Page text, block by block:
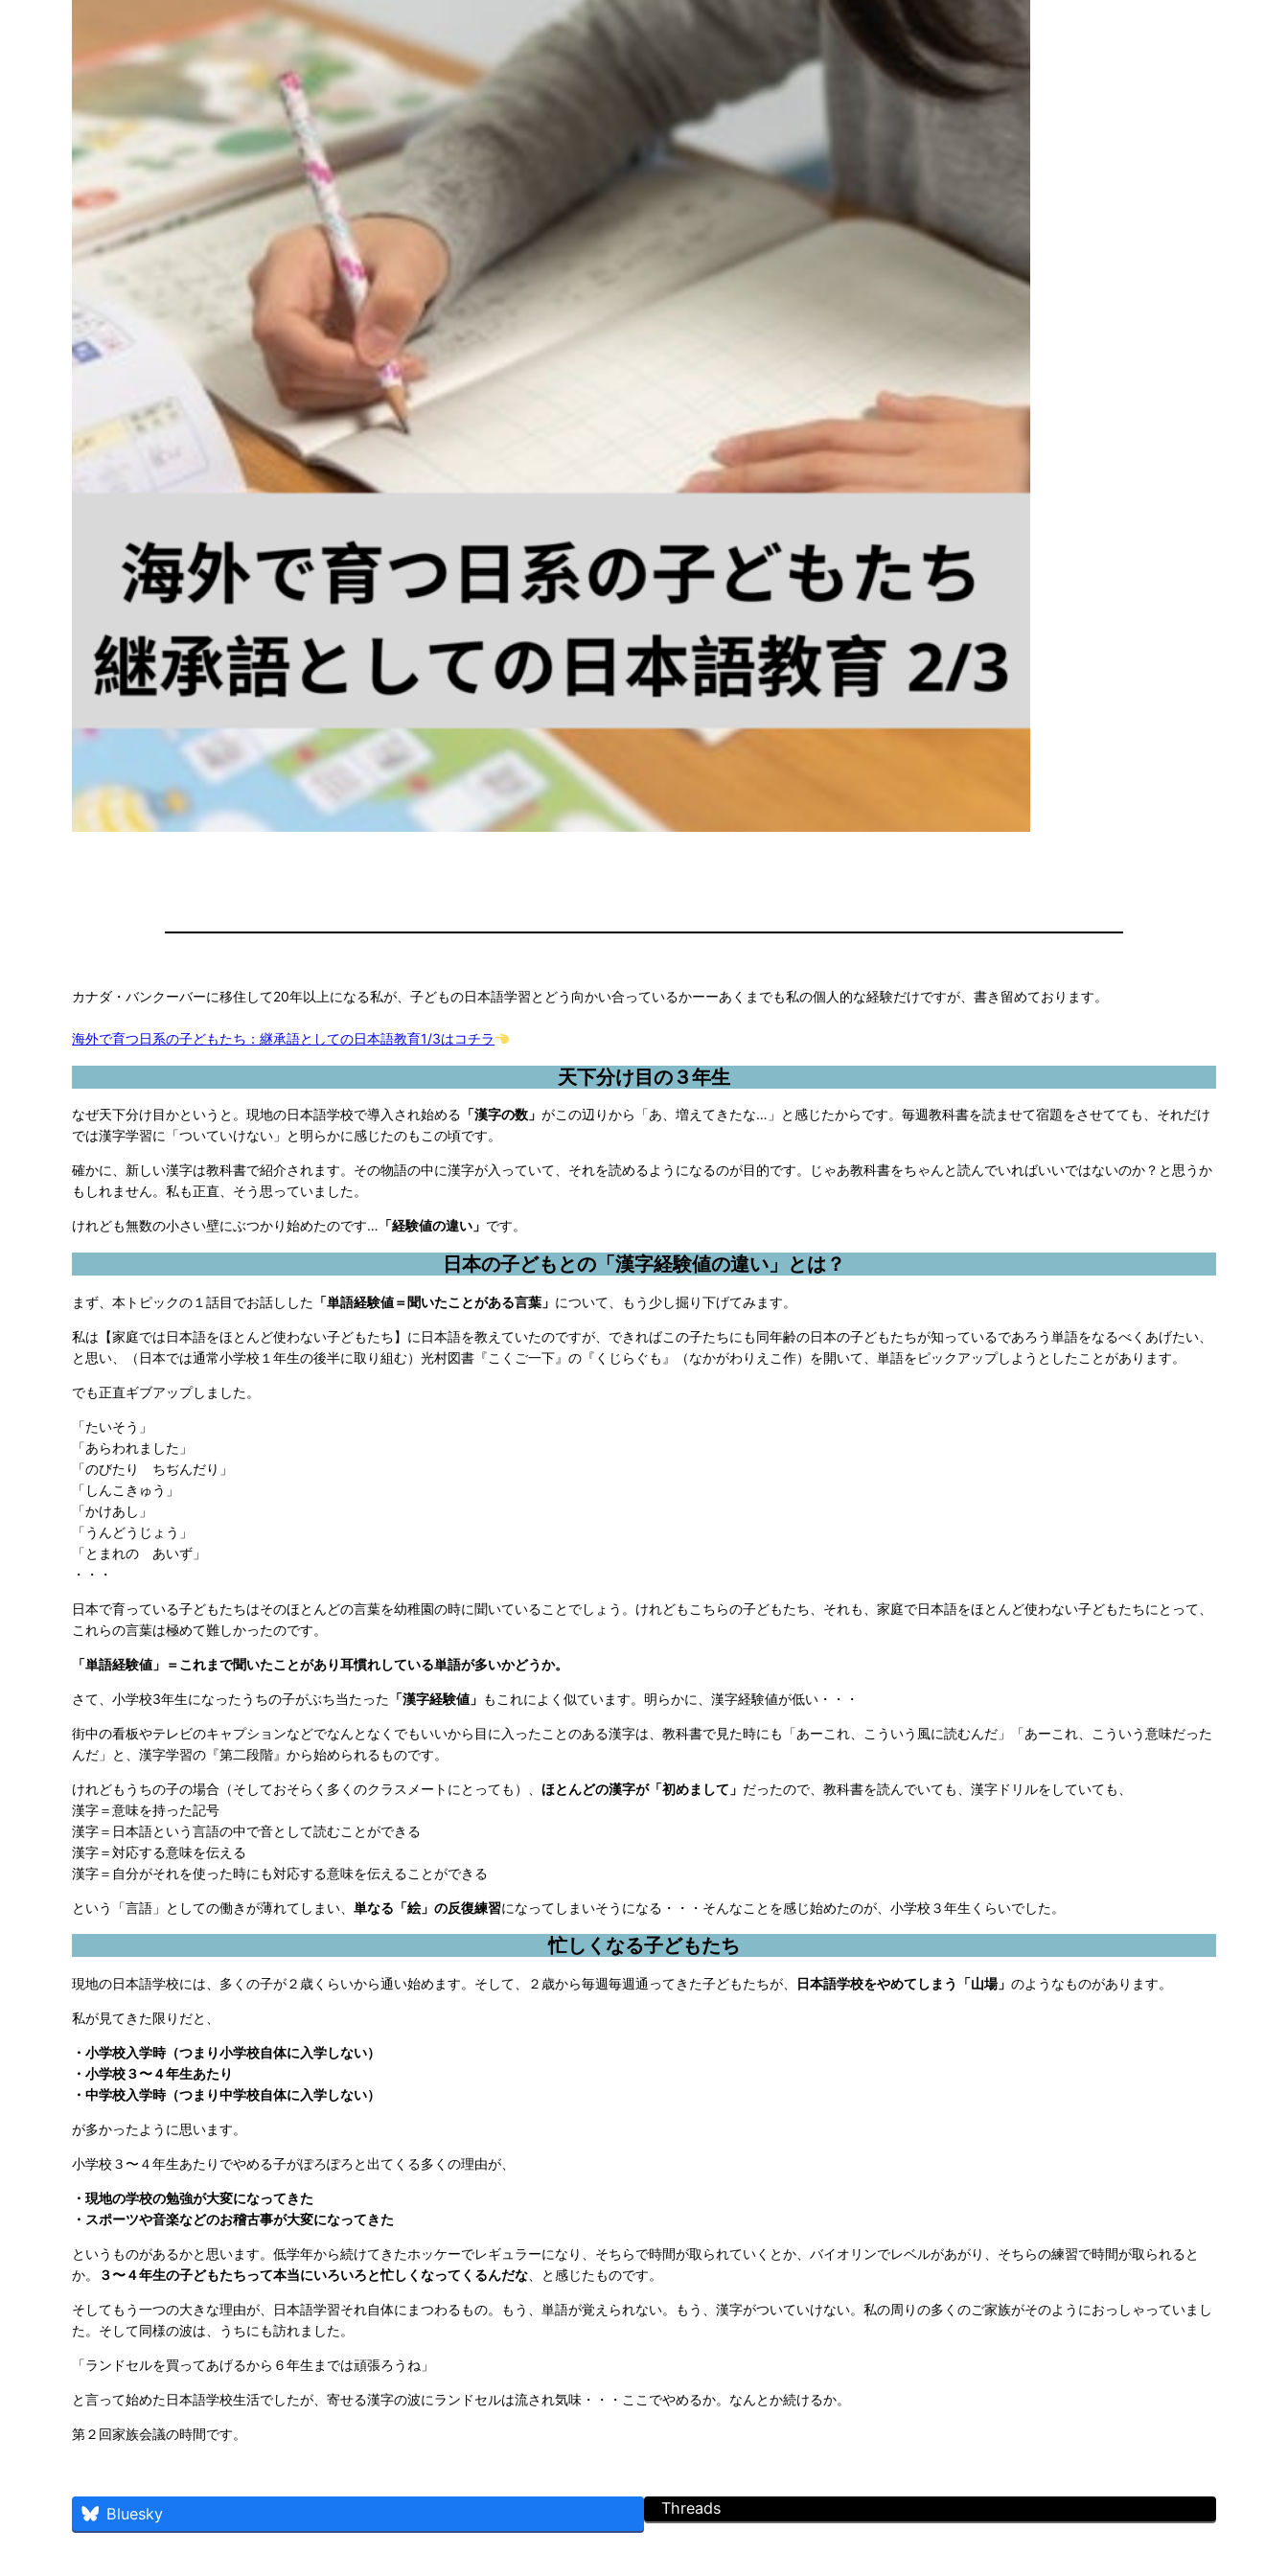
カナダ・バンクーバーに移住して20年以上になる私が、子どもの日本語学習とどう向かい合っているかーーあくまでも私の個人的な経験だけですが、書き留めております。
海外で育つ日系の子どもたち：継承語としての日本語教育1/3はコチラ
天下分け目の３年生
なぜ天下分け目かというと。現地の日本語学校で導入され始める 「漢字の数」がこの辺りから「あ、増えてきたな…」と感じたからです。毎週教科書を読ませて宿題をさせてても、それだけ
では漢字学習に「ついていけない」と明らかに感じたのもこの頃です。
確かに、新しい漢字は教科書で紹介されます。その物語の中に漢字が入っていて、それを読めるようになるのが目的です。じゃあ教科書をちゃんと読んでいればいいではないのか？と思うか
もしれません。私も正直、そう思っていました。
けれども無数の小さい壁にぶつかり始めたのです… 「経験値の違い」 です。
日本の子どもとの「漢字経験値の違い」とは？
まず、本トピックの１話目でお話しした 「単語経験値＝聞いたことがある言葉」 について、もう少し掘り下げてみます。
私は【家庭では日本語をほとんど使わない子どもたち】に日本語を教えていたのですが、できればこの子たちにも同年齢の日本の子どもたちが知っているであろう単語をなるべくあげたい、
と思い、（日本では通常小学校１年生の後半に取り組む）光村図書『こくご一下』の『くじらぐも』（なかがわりえこ作）を開いて、単語をピックアップしようとしたことがあります。
でも正直ギブアップしました。
「たいそう」
「あらわれました」
「のびたり ちぢんだり」
「しんこきゅう」
「かけあし」
「うんどうじょう」
「とまれの あいず」
・・・
日本で育っている子どもたちはそのほとんどの言葉を幼稚園の時に聞いていることでしょう。けれどもこちらの子どもたち、それも、家庭で日本語をほとんど使わない子どもたちにとって、
これらの言葉は極めて難しかったのです。
「単語経験値」＝これまで聞いたことがあり耳慣れしている単語が多いかどうか。
さて、小学校3年生になったうちの子がぶち当たった 「漢字経験値」 もこれによく似ています。明らかに、漢字経験値が低い・・・
街中の看板やテレビのキャプションなどでなんとなくでもいいから目に入ったことのある漢字は、教科書で見た時にも「あーこれ、こういう風に読むんだ」「あーこれ、こういう意味だった
んだ」と、漢字学習の『第二段階』から始められるものです。
けれどもうちの子の場合（そしておそらく多くのクラスメートにとっても）、ほとんどの漢字が「初めまして」 だったので、教科書を読んでいても、漢字ドリルをしていても、
漢字＝意味を持った記号
漢字＝日本語という言語の中で音として読むことができる
漢字＝対応する意味を伝える
漢字＝自分がそれを使った時にも対応する意味を伝えることができる
という「言語」としての働きが薄れてしまい、単なる「絵」の反復練習になってしまいそうになる・・・そんなことを感じ始めたのが、小学校３年生くらいでした。
忙しくなる子どもたち
現地の日本語学校には、多くの子が２歳くらいから通い始めます。そして、２歳から毎週毎週通ってきた子どもたちが、 日本語学校をやめてしまう「山場」のようなものがあります。
私が見てきた限りだと、
・小学校入学時（つまり小学校自体に入学しない）
・小学校３〜４年生あたり
・中学校入学時（つまり中学校自体に入学しない）
が多かったように思います。
小学校３〜４年生あたりでやめる子がぽろぽろと出てくる多くの理由が、
・現地の学校の勉強が大変になってきた
・スポーツや音楽などのお稽古事が大変になってきた
というものがあるかと思います。低学年から続けてきたホッケーでレギュラーになり、そちらで時間が取られていくとか、バイオリンでレベルがあがり、そちらの練習で時間が取られると
か。
３〜４年生の子どもたちって本当にいろいろと忙しくなってくるんだな 、と感じたものです。
そしてもう一つの大きな理由が、日本語学習それ自体にまつわるもの。もう、単語が覚えられない。もう、漢字がついていけない。私の周りの多くのご家族がそのようにおっしゃっていまし
た。そして同様の波は、うちにも訪れました。
「ランドセルを買ってあげるから６年生までは頑張ろうね」
と言って始めた日本語学校生活でしたが、寄せる漢字の波にランドセルは流され気味・・・ここでやめるか。なんとか続けるか。
第２回家族会議の時間です。
Bluesky Threads